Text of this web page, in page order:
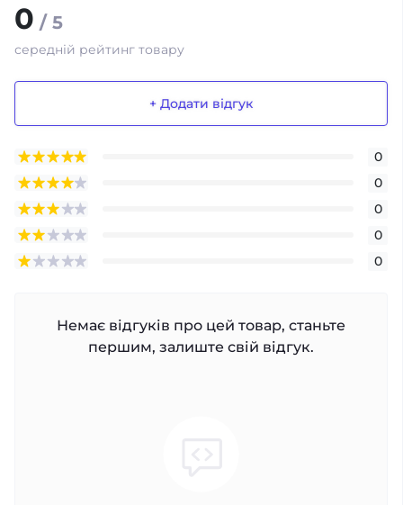
0 / 5
середній рейтинг товару
+ Додати відгук
0
0
0
0
0
Немає відгуків про цей товар, станьте
першим, залиште свій відгук.